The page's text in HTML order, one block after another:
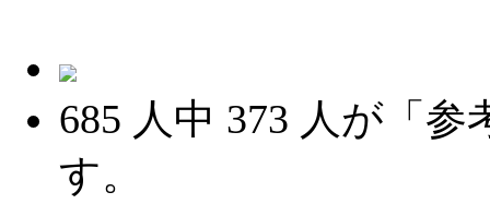
685 人中 373 人が「参
す。